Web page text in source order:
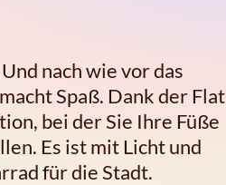
nach wie vor das
Spaß. Dank der Flat
bei der Sie Ihre Füße
Es ist mit Licht und
für die Stadt.